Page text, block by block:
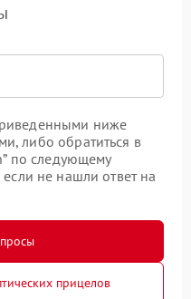
ниже
либо обратиться в
по следующему
если не нашли ответ на
прицелов